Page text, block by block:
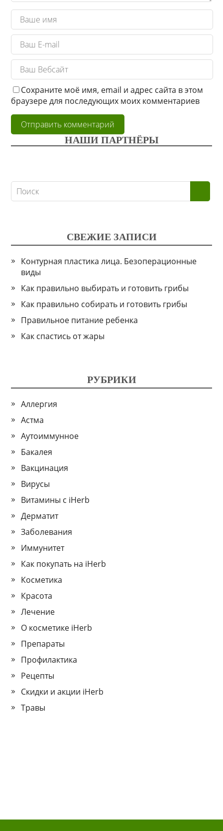
Сохраните моё имя, email и адрес сайта в этом
браузере для последующих моих комментариев
НАШИ ПАРТНЁРЫ
СВЕЖИЕ ЗАПИСИ
Контурная пластика лица. Безоперационные
виды
Как правильно выбирать и готовить грибы
Как правильно собирать и готовить грибы
Правильное питание ребенка
Как спастись от жары
РУБРИКИ
Аллергия
Астма
Аутоиммунное
Бакалея
Вакцинация
Вирусы
Витамины с iHerb
Дерматит
Заболевания
Иммунитет
Как покупать на iHerb
Косметика
Красота
Лечение
О косметике iHerb
Препараты
Профилактика
Рецепты
Скидки и акции iHerb
Травы